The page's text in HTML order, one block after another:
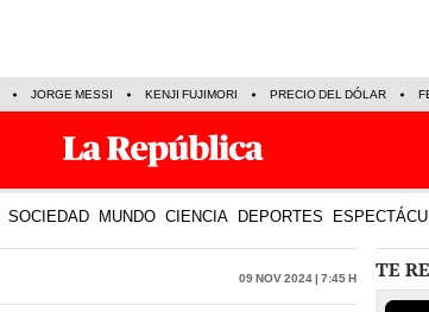
JORGE MESSI KENJI FUJIMORI PRECIO DEL DÓLAR
SOCIEDAD MUNDO CIENCIA DEPORTES
09 Nov 2024 | 7:45 h TE